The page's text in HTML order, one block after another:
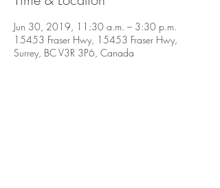
Jun 30, 2019, 11:30 a.m. – 3:30 p.m.
15453 Fraser Hwy, 15453 Fraser Hwy,
Surrey, BC V3R 3P6, Canada